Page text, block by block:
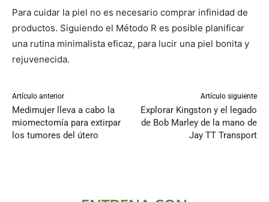
Para cuidar la piel no es necesario comprar infinidad de
productos. Siguiendo el Método R es posible planificar
una rutina minimalista eficaz, para lucir una piel bonita y
rejuvenecida.
Artículo anterior
Medimujer lleva a cabo la
miomectomía para extirpar
los tumores del útero
Artículo siguiente
Explorar Kingston y el legado
de Bob Marley de la mano de
Jay TT Transport